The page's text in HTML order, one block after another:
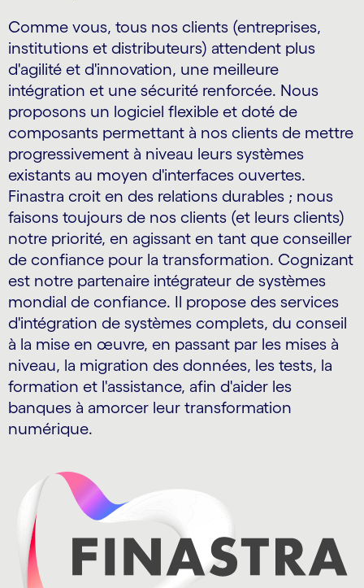
Comme vous, tous nos clients (entreprises,
institutions et distributeurs) attendent plus
d'agilité et d'innovation, une meilleure
intégration et une sécurité renforcée. Nous
proposons un logiciel flexible et doté de
composants permettant à nos clients de mettre
progressivement à niveau leurs systèmes
existants au moyen d'interfaces ouvertes.
Finastra croit en des relations durables ; nous
faisons toujours de nos clients (et leurs clients)
notre priorité, en agissant en tant que conseiller
de confiance pour la transformation. Cognizant
est notre partenaire intégrateur de systèmes
mondial de confiance. Il propose des services
d'intégration de systèmes complets, du conseil
à la mise en œuvre, en passant par les mises à
niveau, la migration des données, les tests, la
formation et l'assistance, afin d'aider les
banques à amorcer leur transformation
numérique.